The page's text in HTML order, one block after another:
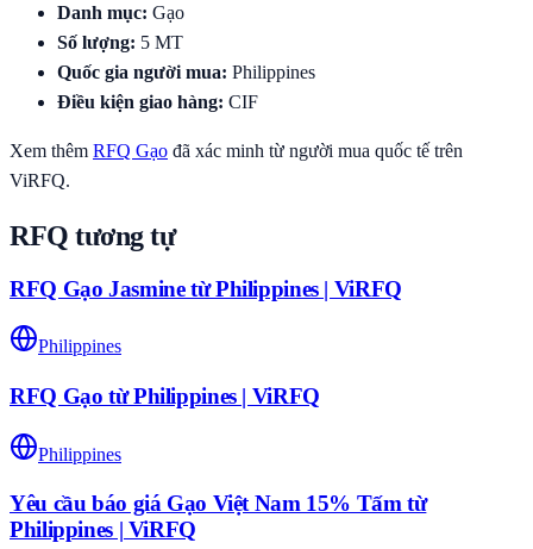
Danh mục: Gạo
Số lượng: 5 MT
Quốc gia người mua: Philippines
Điều kiện giao hàng: CIF
Xem thêm RFQ Gạo đã xác minh từ người mua quốc tế trên
ViRFQ.
RFQ tương tự
RFQ Gạo Jasmine từ Philippines | ViRFQ
Philippines
RFQ Gạo từ Philippines | ViRFQ
Philippines
Yêu cầu báo giá Gạo Việt Nam 15% Tấm từ
Philippines | ViRFQ